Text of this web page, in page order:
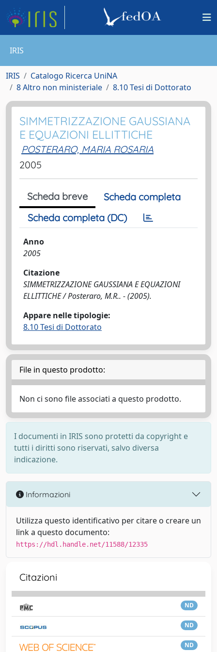
IRIS
IRIS
Catalogo Ricerca UniNA
8 Altro non ministeriale
8.10 Tesi di Dottorato
SIMMETRIZZAZIONE GAUSSIANA
E EQUAZIONI ELLITTICHE
POSTERARO, MARIA ROSARIA
2005
Scheda breve
Scheda completa
Scheda completa (DC)
Anno
2005
Citazione
SIMMETRIZZAZIONE GAUSSIANA E EQUAZIONI
ELLITTICHE / Posteraro, M.R.. - (2005).
Appare nelle tipologie:
8.10 Tesi di Dottorato
File in questo prodotto:
Non ci sono file associati a questo prodotto.
I documenti in IRIS sono protetti da copyright e
tutti i diritti sono riservati, salvo diversa
indicazione.
Informazioni
Utilizza questo identificativo per citare o creare un
link a questo documento:
https://hdl.handle.net/11588/12335
Citazioni
ND
ND
ND